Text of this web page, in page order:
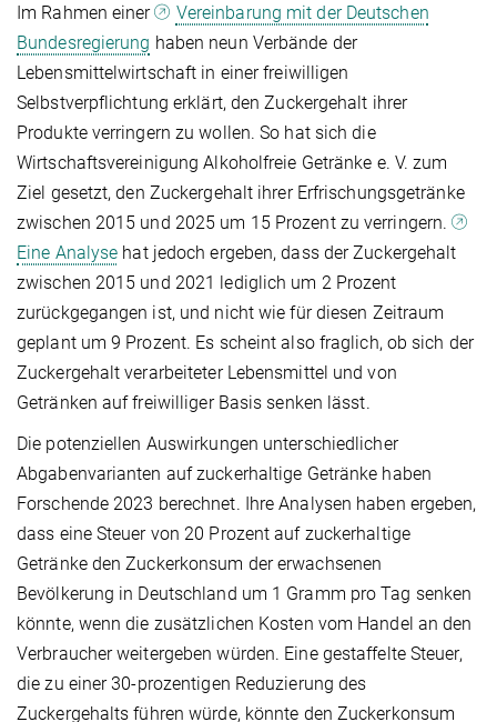
Im Rahmen einer
Vereinbarung mit der Deutschen
Bundesregierung haben neun Verbände der
Lebensmittelwirtschaft in einer freiwilligen
Selbstverpflichtung erklärt, den Zuckergehalt ihrer
Produkte verringern zu wollen. So hat sich die
Wirtschaftsvereinigung Alkoholfreie Getränke e. V. zum
Ziel gesetzt, den Zuckergehalt ihrer Erfrischungsgetränke
zwischen 2015 und 2025 um 15 Prozent zu verringern.
Eine Analyse hat jedoch ergeben, dass der Zuckergehalt
zwischen 2015 und 2021 lediglich um 2 Prozent
zurückgegangen ist, und nicht wie für diesen Zeitraum
geplant um 9 Prozent. Es scheint also fraglich, ob sich der
Zuckergehalt verarbeiteter Lebensmittel und von
Getränken auf freiwilliger Basis senken lässt.
Die potenziellen Auswirkungen unterschiedlicher
Abgabenvarianten auf zuckerhaltige Getränke haben
Forschende 2023 berechnet. Ihre Analysen haben ergeben,
dass eine Steuer von 20 Prozent auf zuckerhaltige
Getränke den Zuckerkonsum der erwachsenen
Bevölkerung in Deutschland um 1 Gramm pro Tag senken
könnte, wenn die zusätzlichen Kosten vom Handel an den
Verbraucher weitergeben würden. Eine gestaffelte Steuer,
die zu einer 30-prozentigen Reduzierung des
Zuckergehalts führen würde, könnte den Zuckerkonsum